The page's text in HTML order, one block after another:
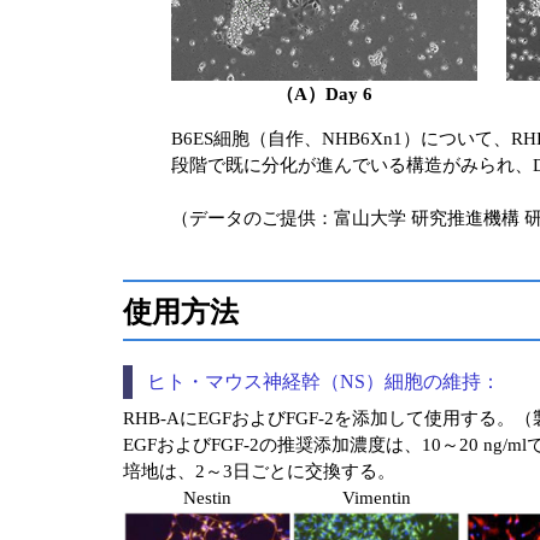
（A）Day 6
B6ES細胞（自作、NHB6Xn1）について、
段階で既に分化が進んでいる構造がみられ
（データのご提供：富山大学 研究推進機
使用方法
ヒト・マウス神経幹（NS）細胞の維持：
RHB-AにEGFおよびFGF-2を添加して使用する。
EGFおよびFGF-2の推奨添加濃度は、10～20 ng/
培地は、2～3日ごとに交換する。
Nestin
Vimentin